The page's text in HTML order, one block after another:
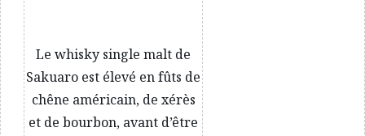
Le whisky single malt de
Sakuaro est élevé en fûts de
chêne américain, de xérès
et de bourbon, avant d’être